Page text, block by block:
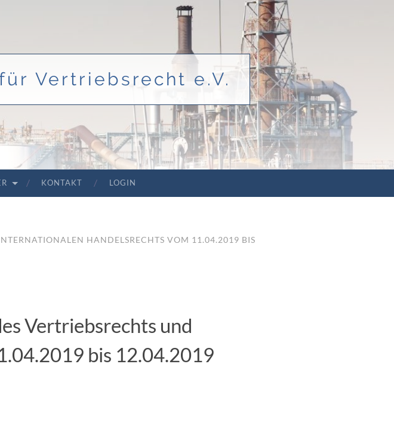
Vertriebsrecht e.V.
KONTAKT LOGIN
HANDELSRECHTS VOM 11.04.2019 BIS
Vertriebsrechts und
bis 12.04.2019